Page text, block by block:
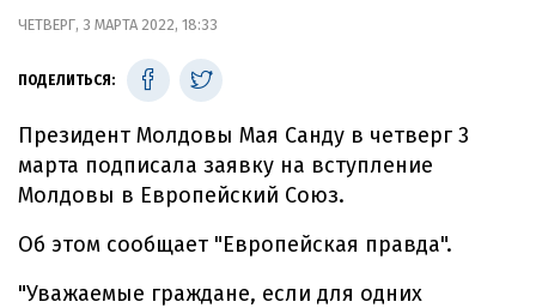
ЧЕТВЕРГ, 3 МАРТА 2022, 18:33
ПОДЕЛИТЬСЯ:
Президент Молдовы Мая Санду в четверг 3
марта подписала заявку на вступление
Молдовы в Европейский Союз.
Об этом сообщает "Европейская правда".
"Уважаемые граждане, если для одних